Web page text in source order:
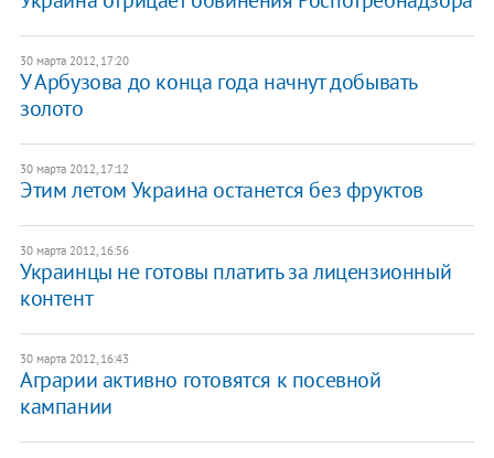
30 марта 2012, 17:20
У Арбузова до конца года начнут добывать
золото
30 марта 2012, 17:12
Этим летом Украина останется без фруктов
30 марта 2012, 16:56
Украинцы не готовы платить за лицензионный
контент
30 марта 2012, 16:43
Аграрии активно готовятся к посевной
кампании